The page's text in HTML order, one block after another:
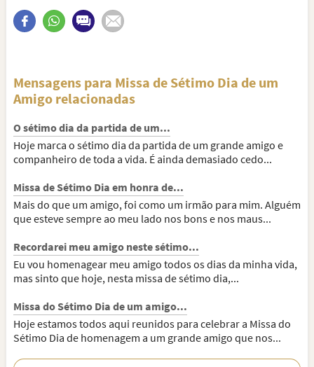
Mensagens para Missa de Sétimo Dia de um
Amigo relacionadas
O sétimo dia da partida de um...
Hoje marca o sétimo dia da partida de um grande amigo e
companheiro de toda a vida. É ainda demasiado cedo...
Missa de Sétimo Dia em honra de...
Mais do que um amigo, foi como um irmão para mim. Alguém
que esteve sempre ao meu lado nos bons e nos maus...
Recordarei meu amigo neste sétimo...
Eu vou homenagear meu amigo todos os dias da minha vida,
mas sinto que hoje, nesta missa de sétimo dia,...
Missa do Sétimo Dia de um amigo...
Hoje estamos todos aqui reunidos para celebrar a Missa do
Sétimo Dia de homenagem a um grande amigo que nos...